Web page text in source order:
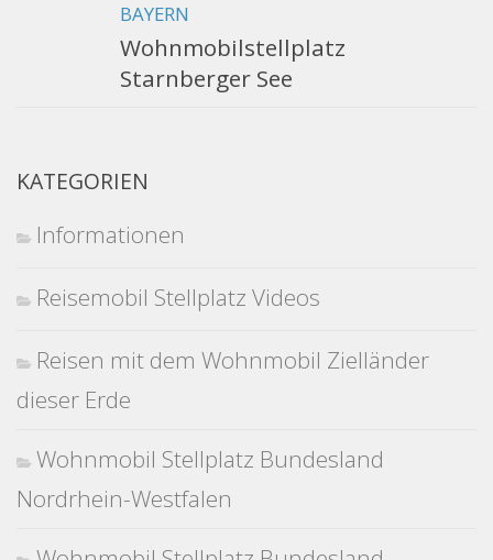
BAYERN
Wohnmobilstellplatz
Starnberger See
KATEGORIEN
Informationen
Reisemobil Stellplatz Videos
Reisen mit dem Wohnmobil Zielländer
dieser Erde
Wohnmobil Stellplatz Bundesland
Nordrhein-Westfalen